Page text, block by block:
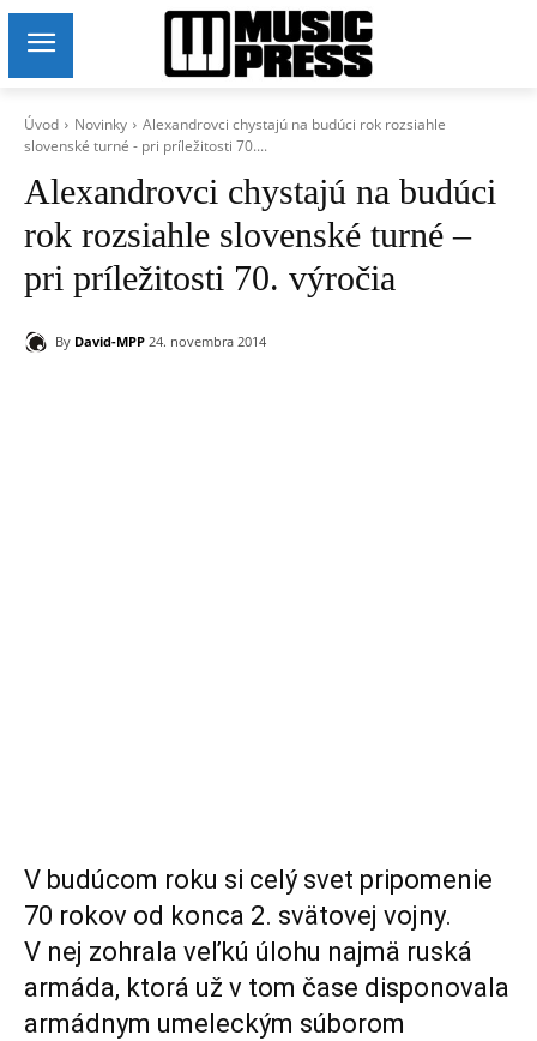
Úvod Novinky
Alexandrovci chystajú na budúci rok rozsiahle
slovenské turné - pri príležitosti 70....
Alexandrovci chystajú na budúci
rok rozsiahle slovenské turné –
pri príležitosti 70. výročia
By David-MPP 24. novembra 2014
V budúcom roku si celý svet pripomenie
70 rokov od konca 2. svätovej vojny.
V nej zohrala veľkú úlohu najmä ruská
armáda, ktorá už v tom čase disponovala
armádnym umeleckým súborom